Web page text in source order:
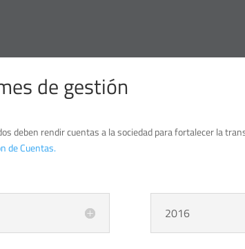
de gestión
deben rendir cuentas a la sociedad para fortalecer la
de Cuentas.
2016